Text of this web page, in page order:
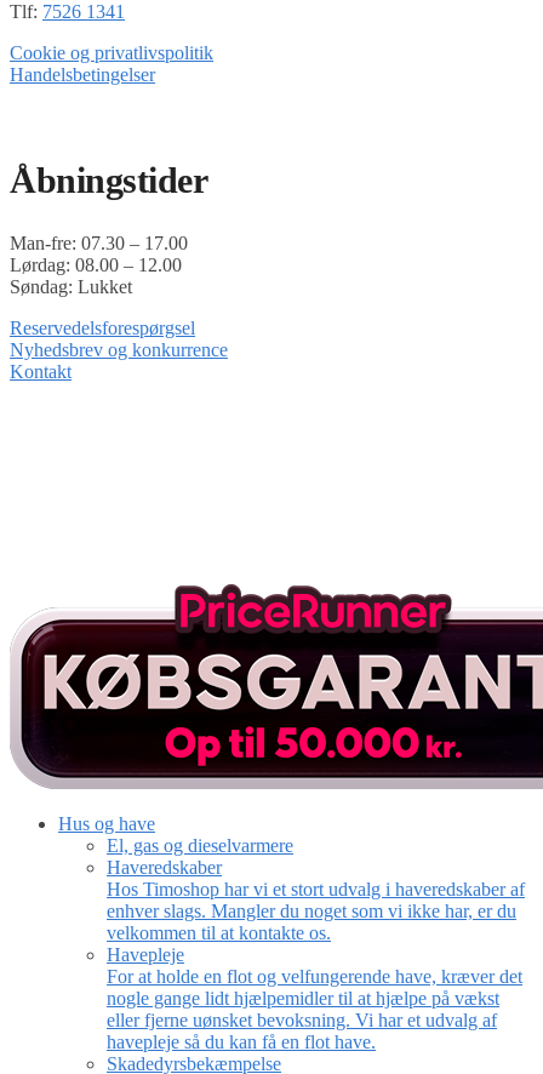
Tlf: 7526 1341
Cookie og privatlivspolitik
Handelsbetingelser
Åbningstider
Man-fre: 07.30 – 17.00
Lørdag: 08.00 – 12.00
Søndag: Lukket
Reservedelsforespørgsel
Nyhedsbrev og konkurrence
Kontakt
Hus og have
El, gas og dieselvarmere
Haveredskaber
Hos Timoshop har vi et stort udvalg i haveredskaber af
enhver slags. Mangler du noget som vi ikke har, er du
velkommen til at kontakte os.
Havepleje
For at holde en flot og velfungerende have, kræver det
nogle gange lidt hjælpemidler til at hjælpe på vækst
eller fjerne uønsket bevoksning. Vi har et udvalg af
havepleje så du kan få en flot have.
Skadedyrsbekæmpelse